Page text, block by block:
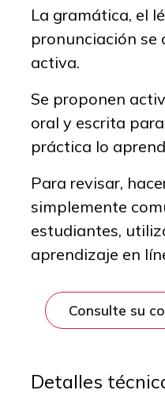
La gramática, el
pronunciación se
activa.
Se proponen
oral y escrita
práctica lo
Para revisar,
simplemente
estudiantes,
aprendizaje en
Consulte su
Detalles